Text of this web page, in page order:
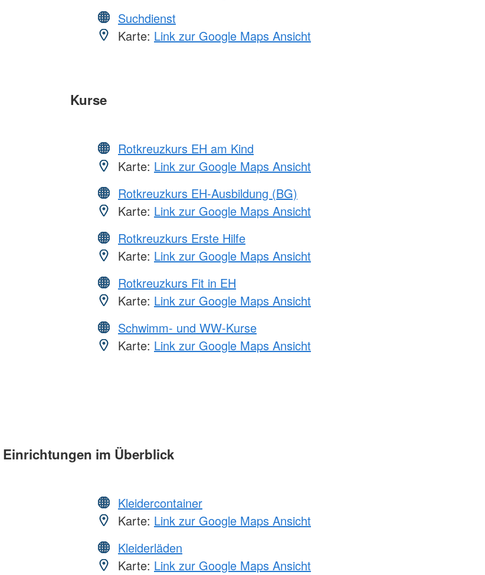
Suchdienst
Karte: Link zur Google Maps Ansicht
Kurse
Rotkreuzkurs EH am Kind
Karte: Link zur Google Maps Ansicht
Rotkreuzkurs EH-Ausbildung (BG)
Karte: Link zur Google Maps Ansicht
Rotkreuzkurs Erste Hilfe
Karte: Link zur Google Maps Ansicht
Rotkreuzkurs Fit in EH
Karte: Link zur Google Maps Ansicht
Schwimm- und WW-Kurse
Karte: Link zur Google Maps Ansicht
Einrichtungen im Überblick
Kleidercontainer
Karte: Link zur Google Maps Ansicht
Kleiderläden
Karte: Link zur Google Maps Ansicht